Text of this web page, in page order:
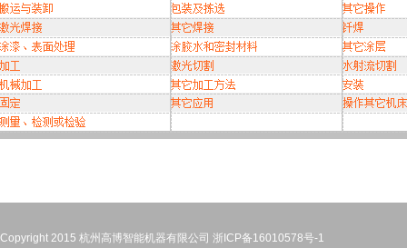
Copyright 2015 杭州高博智能机器有限公司 浙ICP备16010578号-1